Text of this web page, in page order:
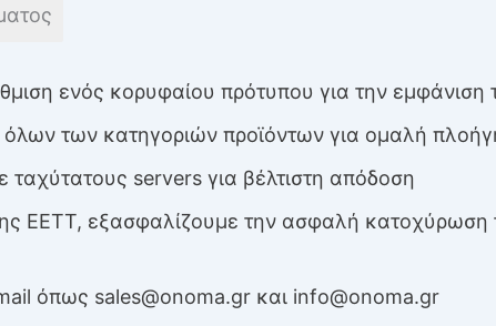
ενός κορυφαίου πρότυπου για την εμφάνιση
των κατηγοριών προϊόντων για ομαλή
ταχύτατους servers για βέλτιστη απόδοση
ΕΕΤΤ, εξασφαλίζουμε την ασφαλή κατοχύρωση
όπως sales@onoma.gr και info@onoma.gr